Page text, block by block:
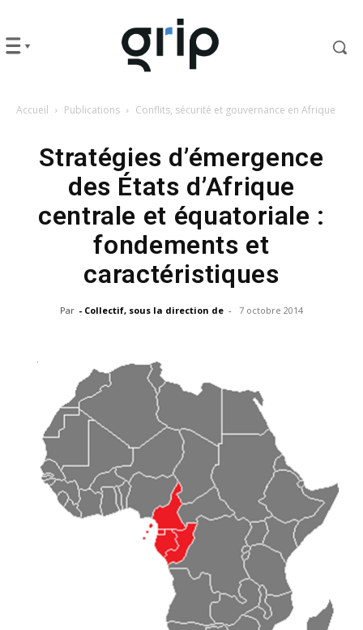
Accueil Publications Conflits, sécurité et gouvernance en Afrique
Stratégies d’émergence
des États d’Afrique
centrale et équatoriale :
fondements et
caractéristiques
Par - Collectif, sous la direction de - 7 octobre 2014